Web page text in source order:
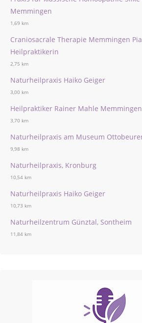
Memmingen
1,69 km
Craniosacrale Therapie Memmingen
Heilpraktikerin
2,75 km
Naturheilpraxis Haiko Geiger
3,00 km
Heilpraktiker Rainer Mahle Memmingen
3,70 km
Naturheilpraxis am Museum
9,98 km
Naturheilpraxis, Kronburg
10,54 km
Naturheilpraxis Haiko Geiger
10,73 km
Naturheilzentrum Günztal, Sontheim
11,84 km